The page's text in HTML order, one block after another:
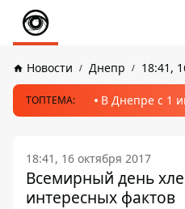
Новости Днепр 18:41,
ТОПТЕМА: В Днепре с 1
18:41, 16 октября 2017
Всемирный день
интересных фактов